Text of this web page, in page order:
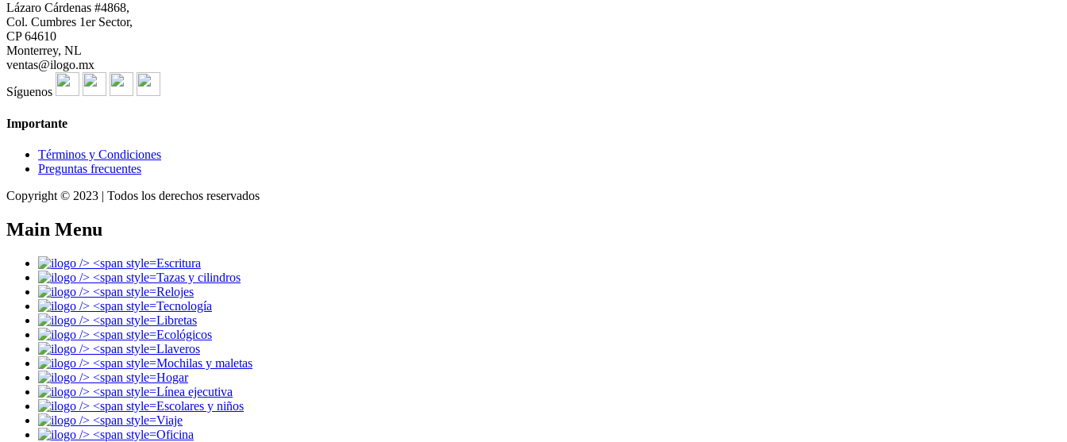
Lázaro Cárdenas #4868,
Col. Cumbres 1er Sector,
CP 64610
Monterrey, NL
ventas@ilogo.mx
Síguenos
Importante
Términos y Condiciones
Preguntas frecuentes
Copyright © 2023 | Todos los derechos reservados
Main Menu
Escritura
Tazas y cilindros
Relojes
Tecnología
Libretas
Ecológicos
Llaveros
Mochilas y maletas
Hogar
Línea ejecutiva
Escolares y niños
Viaje
Oficina